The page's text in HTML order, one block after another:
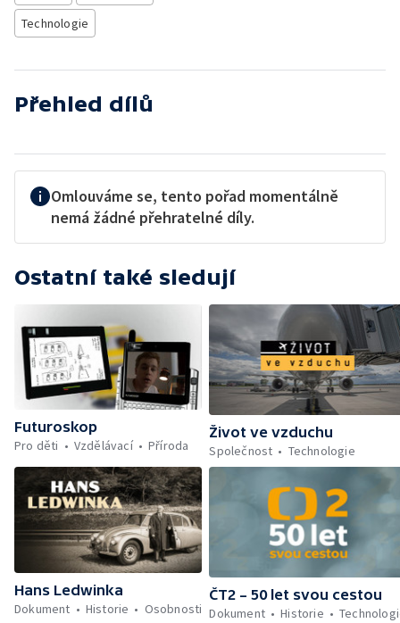
Technologie
Přehled dílů
Omlouváme se, tento pořad momentálně
nemá žádné přehratelné díly.
Ostatní také sledují
Futuroskop
Pro děti
Vzdělávací Příroda
Život ve vzduchu
Společnost
Technologie
Hans Ledwinka
Dokument
Historie Osobnosti
ČT2 – 50 let svou cestou
Dokument
Historie